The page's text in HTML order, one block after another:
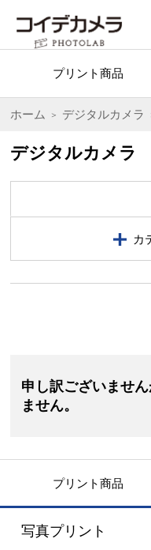
プリント商品
ホーム デジタルカメラ
デジタルカメラ
カ
申し訳ございませ
ません。
プリント商品
写真プリント